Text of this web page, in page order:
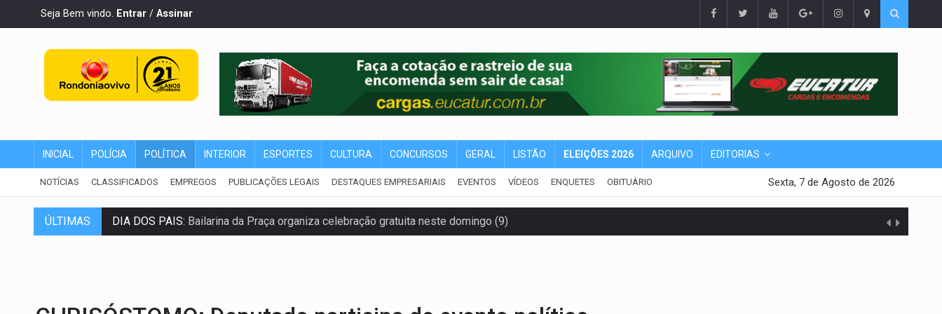
Seja Bem vindo. Entrar / Assinar
INICIAL POLÍCIA POLÍTICA INTERIOR ESPORTES CULTURA CONCURSOS GERAL LISTÃO ELEIÇÕES 2026 ARQUIVO EDITORIAS
NOTÍCIAS CLASSIFICADOS EMPREGOS PUBLICAÇÕES LEGAIS DESTAQUES EMPRESARIAIS EVENTOS VÍDEOS ENQUETES OBITUÁRIO Sexta, 7 de Agosto de 2026
ÚLTIMAS DIA DOS PAIS: Bailarina da Praça organiza celebração gratuita neste domingo (9)